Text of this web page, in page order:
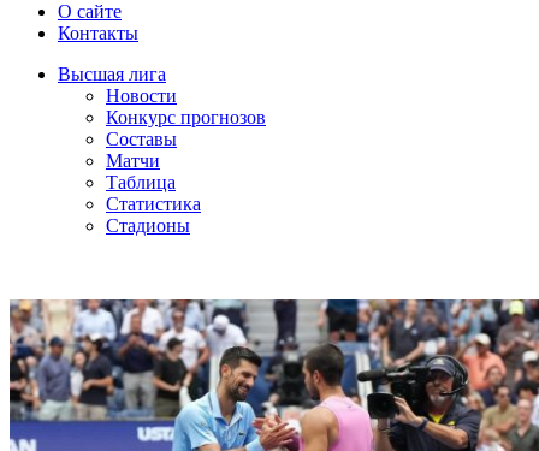
О сайте
Контакты
Высшая лига
Новости
Конкурс прогнозов
Составы
Матчи
Таблица
Статистика
Стадионы